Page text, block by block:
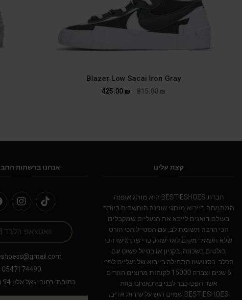
Blazer Low Sacai Iron Gray
815.00₪
425.00 ₪
קצת עלינו
חברת BESTIESHOES היא מותג אופנה
המתמחה בייבוא מותגי אופנה הנחשבים ביותר
בעולם.דואגים לייבא את הנעליים שמקבלים
הכי הרבה תשומת לב, עם הסטייל הכי הורס
שלא תשאיר מקום לאדישות, כדי שתרגישו הכי
בולטים בשכונה, בקניון או בטיול פשוט עם
הכלב. בסטישוז התחילה בייבוא של נעליים לפני
6 שנים וצברה 15000 לקוחות מרוצים חוזרים
אשר הפכו כבר לבני בית.אנחנו צוות
BESTIESHOES שמים דגש על שירות אדיב,
אנחנו ברשתות
וואטצאפ בלבד
0547174490
כתובת: רחוב יגאל אלון 94 תל אביב יפו